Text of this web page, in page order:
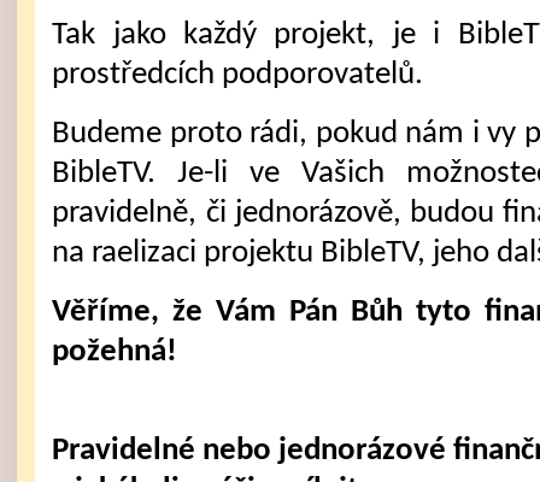
Tak jako každý projekt, je i
prostředcích podporovatelů.
Budeme proto rádi, pokud nám i vy
BibleTV. Je-li ve Vašich
pravidelně, či jednorázově, budou
na raelizaci projektu BibleTV, jeho
Věříme, že Vám Pán Bůh tyto
požehná!
Pravidelné nebo jednorázové